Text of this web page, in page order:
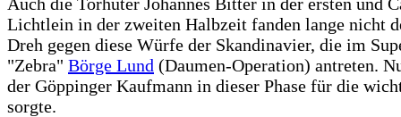
Lichtlein in der zweiten Halbzeit fanden lange nicht
Dreh gegen diese Würfe der Skandinavier, die im
"Zebra" Börge Lund (Daumen-Operation) antreten.
der Göppinger Kaufmann in dieser Phase für die
sorgte.